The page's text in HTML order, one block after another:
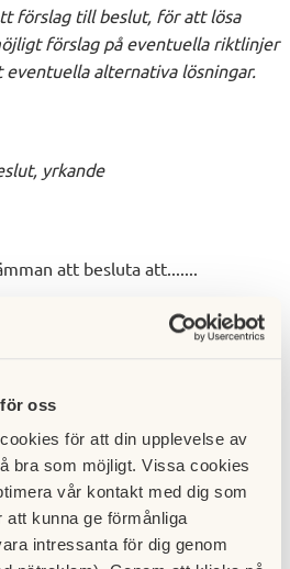
oss
för att din upplevelse av
bra som möjligt. Vissa cookies
vår kontakt med dig som
att kunna ge förmånliga
intressanta för dig genom
förslag till beslut, för att lösa
förslag på eventuella riktlinjer
alternativa lösningar.
yrkande
att besluta att.......
Kallelse till